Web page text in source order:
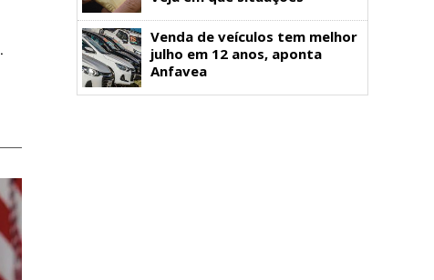
.
Venda de veículos tem melhor
julho em 12 anos, aponta
Anfavea